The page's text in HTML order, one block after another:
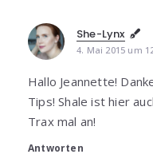
She-Lynx
4. Mai 2015 um
Hallo Jeannette!
Tips! Shale ist hier
Trax mal an!
Antworten